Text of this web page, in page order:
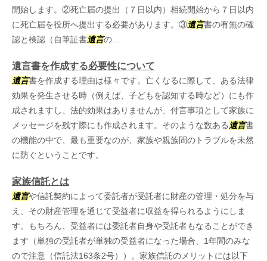
開始します。②死亡届の提出（７日以内）相続開始から７日以内
に死亡届を役所へ提出する必要があります。③遺言書の有無の確
認と検認（自筆証書遺言の...
遺言書を作成する必要性について
遺言書を作成する理由は様々です。亡くなるに際して、ある法律
効果を発生させる時（例えば、子どもを認知する時など）にも作
成されますし、法的効果はありませんが、付言事項として家族に
メッセージを残す際にも作成されます。そのような数ある 遺言書
の機能の中で、最も重要なのが、家族や親族間のトラブルを未然
に防ぐということです。
家族信託とは
遺言や信託契約によって委託者が受託者に財産の管理・処分を与
え、その財産管理を通じて受益者に収益を得られるようにしま
す。もちろん、受益者には委託者自身や受託者もなることができ
ます（単独の受託者が単独の受益者になった場合、1年間のみな
ので注意（信託法163条2号））。家族信託のメリットには以下